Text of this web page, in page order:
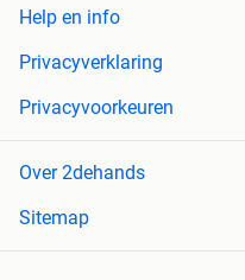
Help en info
Privacyverklaring
Privacyvoorkeuren
Over 2dehands
Sitemap